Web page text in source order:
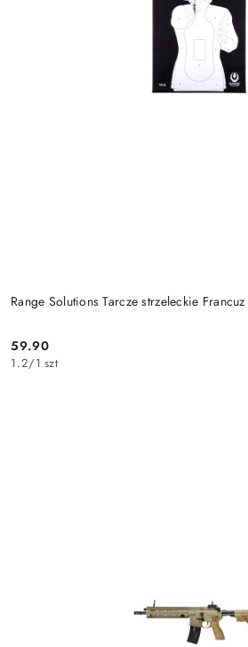
Range Solutions Tarcze strzeleckie
Cena:
59.90
1.2/1 szt